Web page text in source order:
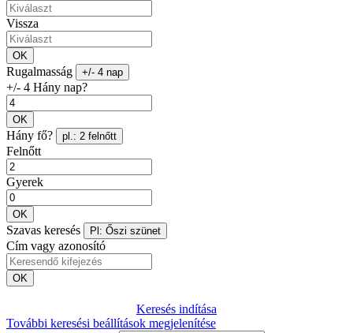
Vissza
OK
Rugalmasság +/- 4 nap
+/- 4 Hány nap?
OK
Hány fő? pl.: 2 felnőtt
Felnőtt
Gyerek
OK
Szavas keresés Pl: Őszi szünet
Cím vagy azonosító
OK
Keresés indítása
További keresési beállítások megjelenítése